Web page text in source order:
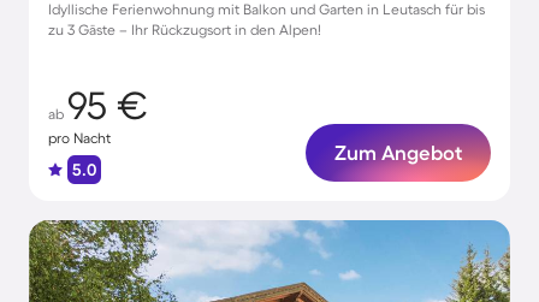
Idyllische Ferienwohnung mit Balkon und Garten in Leutasch für bis
zu 3 Gäste – Ihr Rückzugsort in den Alpen!
ab 95 €
pro Nacht
5.0
Zum Angebot